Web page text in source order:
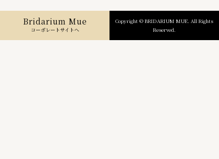
Bridarium Mue
コーポレートサイトへ
Copyright © BRIDARIUM MUE. All Rights
Reserved.